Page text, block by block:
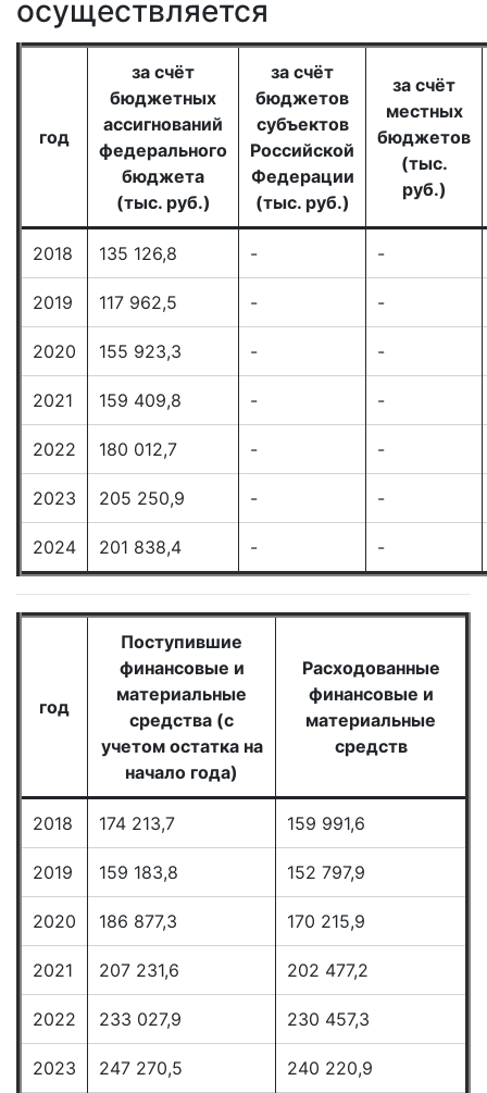
осуществляется
год
за счёт
бюджетных
ассигнований
федерального
бюджета
(тыс. руб.)
за счёт
бюджетов
субъектов
Российской
Федерации
(тыс. руб.)
за счёт
местных
бюджетов
(тыс.
руб.)
2018 135 126,8 - -
2019 117 962,5 - -
2020 155 923,3 - -
2021 159 409,8 - -
2022 180 012,7 - -
2023 205 250,9 - -
2024 201 838,4 - -
год
Поступившие
финансовые и
материальные
средства (с
учетом остатка на
начало года)
Расходованные
финансовые и
материальные
средств
2018 174 213,7 159 991,6
2019 159 183,8 152 797,9
2020 186 877,3 170 215,9
2021 207 231,6 202 477,2
2022 233 027,9 230 457,3
2023 247 270,5 240 220,9